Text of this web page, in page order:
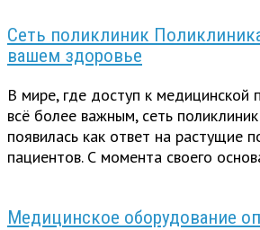
Сеть поликлиник
вашем здоровье
В мире, где доступ к медицинской
всё более важным, сеть
появилась как ответ на растущие
пациентов. С момента своего
Медицинское оборудование